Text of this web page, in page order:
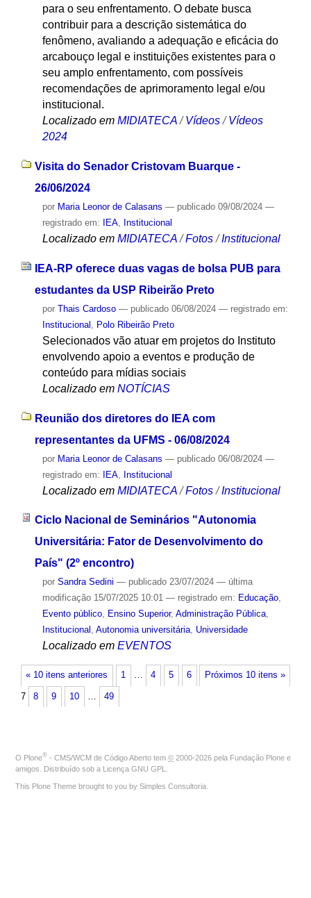
para o seu enfrentamento. O debate busca
contribuir para a descrição sistemática do
fenômeno, avaliando a adequação e eficácia do
arcabouço legal e instituições existentes para o
seu amplo enfrentamento, com possíveis
recomendações de aprimoramento legal e/ou
institucional.
Localizado em MIDIATECA / Vídeos / Vídeos
2024
Visita do Senador Cristovam Buarque -
26/06/2024
por Maria Leonor de Calasans — publicado09/08/2024 —
registrado em:
IEA, Institucional
Localizado em MIDIATECA /Fotos /Institucional
IEA-RP oferece duas vagas de bolsa PUB para
estudantes da USP Ribeirão Preto
por Thais Cardoso — publicado06/08/2024 — registrado em:
Institucional
Polo Ribeirão Preto
Selecionados vão atuar em projetos do Instituto
envolvendo apoio a eventos e produção de
conteúdo para mídias sociais
Localizado em NOTÍCIAS
Reunião dos diretores do IEA com
representantes da UFMS - 06/08/2024
por Maria Leonor de Calasans — publicado06/08/2024 —
registrado em: IEA, Institucional
Localizado em MIDIATECA /Fotos /Institucional
Ciclo Nacional de Seminários "Autonomia
Universitária: Fator de Desenvolvimento do
País" (2º encontro)
por Sandra Sedini — publicado23/07/2024 — última
modificação15/07/2025 10:01 — registrado em: Educação,
Evento público, Ensino Superior, Administração Pública,
Institucional , Autonomia universitária, Universidade
Localizado em EVENTOS
« 10 itens anteriores Próximos 10 itens »
1 … 4 5 6
7 8 9 10 … 49
O Plone® - CMS/WCM de Código Aberto tem © 2000-2026 pela Fundação Plone e
amigos. Distribuído sob a Licença GNU GPL
This Plone Theme brought to you by Simples Consultoria